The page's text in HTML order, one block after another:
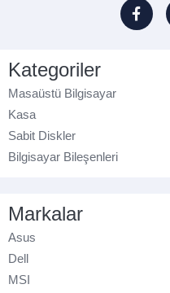
Kategoriler
Masaüstü Bilgisayar
Kasa
Sabit Diskler
Bilgisayar Bileşenleri
Markalar
Asus
Dell
MSI